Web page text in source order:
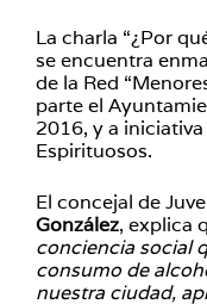
La charla “¿Por
se encuentra
de la Red
parte el
2016, y a
Espirituosos.
El concejal de
González, explica
conciencia social
consumo de
nuestra ciudad,